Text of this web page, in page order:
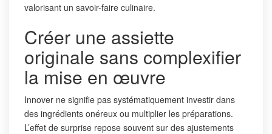
valorisant un savoir-faire culinaire.
Créer une assiette
originale sans complexifier
la mise en œuvre
Innover ne signifie pas systématiquement investir dans
des ingrédients onéreux ou multiplier les préparations.
L’effet de surprise repose souvent sur des ajustements